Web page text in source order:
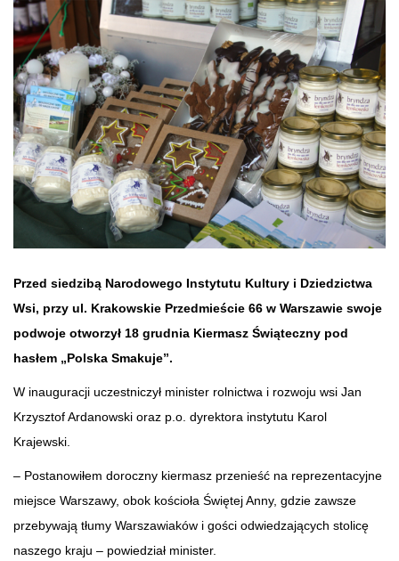
Przed siedzibą Narodowego Instytutu Kultury i Dziedzictwa
Wsi, przy ul. Krakowskie Przedmieście 66 w Warszawie swoje
podwoje otworzył 18 grudnia Kiermasz Świąteczny pod
hasłem „Polska Smakuje”.
W inauguracji uczestniczył minister rolnictwa i rozwoju wsi Jan
Krzysztof Ardanowski oraz p.o. dyrektora instytutu Karol
Krajewski.
– Postanowiłem doroczny kiermasz przenieść na reprezentacyjne
miejsce Warszawy, obok kościoła Świętej Anny, gdzie zawsze
przebywają tłumy Warszawiaków i gości odwiedzających stolicę
naszego kraju – powiedział minister.